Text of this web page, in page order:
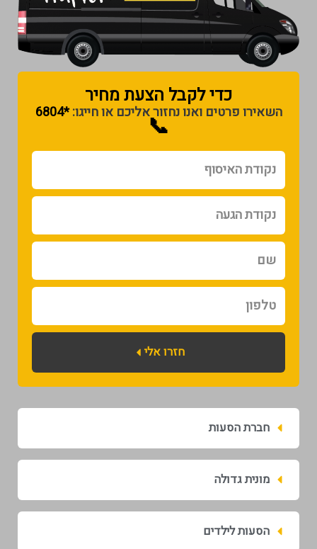
כדי לקבל הצעת מחיר​
השאירו פרטים ואנו נחזור אליכם או חייגו:*6804 📞
נקודת
האיסוף
נקודת
הגעה
שם
טלפון
חזרו אלי
חברת הסעות
מונית גדולה
הסעות לילדים